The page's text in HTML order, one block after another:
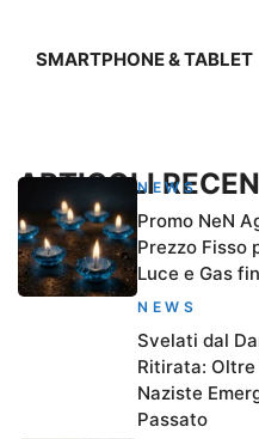
SMARTPHONE & TABLET
ARTICOLINEWS
Promo NeN
Prezzo Fisso
Luce e Gas
NEWS
Svelati dal
Ritirata:
Naziste
Passato